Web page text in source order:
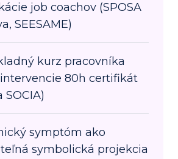
job coachov (SPOSA
SEESAME)
kurz pracovníka
80h certifikát
SOCIA)
symptóm ako
symbolická projekcia